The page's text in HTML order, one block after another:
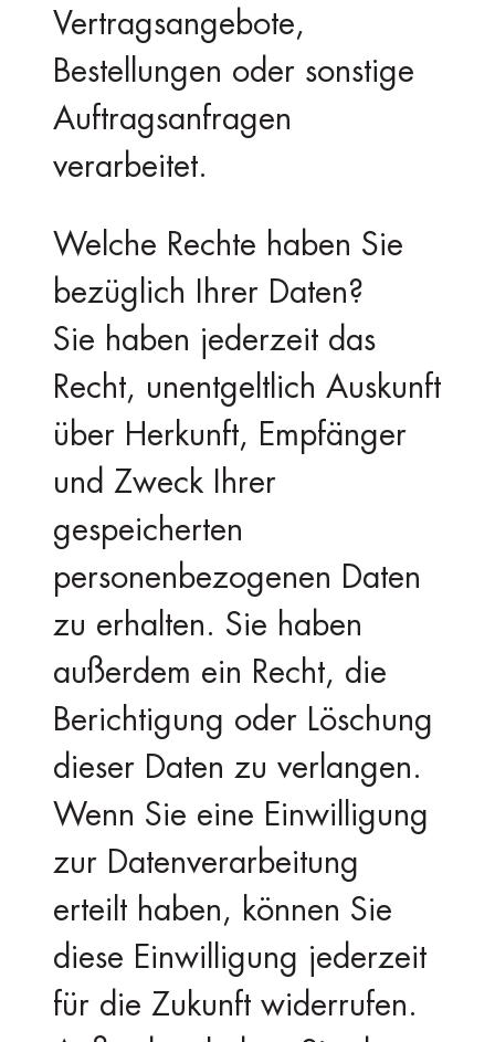
Vertragsangebote,
Bestellungen oder sonstige
Auftragsanfragen
verarbeitet.
Welche Rechte haben Sie
bezüglich Ihrer Daten?
Sie haben jederzeit das
Recht, unentgeltlich Auskunft
über Herkunft, Empfänger
und Zweck Ihrer
gespeicherten
personenbezogenen Daten
zu erhalten. Sie haben
außerdem ein Recht, die
Berichtigung oder Löschung
dieser Daten zu verlangen.
Wenn Sie eine Einwilligung
zur Datenverarbeitung
erteilt haben, können Sie
diese Einwilligung jederzeit
für die Zukunft widerrufen.